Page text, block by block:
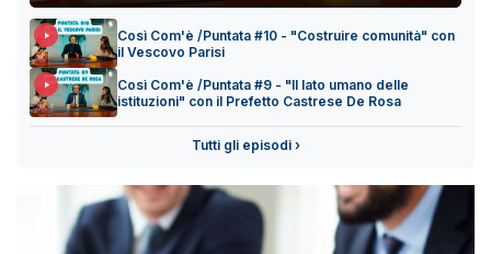
Così Com'è /Puntata #10 - "Costruire comunità" con
il Vescovo Parisi
Così Com'è /Puntata #9 - "Il lato umano delle
istituzioni" con il Prefetto Castrese De Rosa
Tutti gli episodi ›